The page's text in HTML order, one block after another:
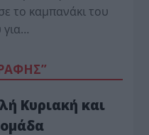
το καμπανάκι του
για…
Κυριακή και